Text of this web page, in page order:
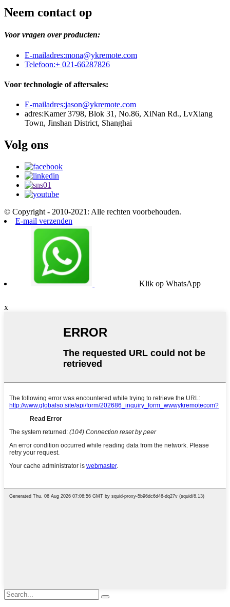
Neem contact op
Voor vragen over producten:
E-mailadres:mona@ykremote.com
Telefoon:+ 021-66287826
Voor technologie of aftersales:
E-mailadres:jason@ykremote.com
adres:Kamer 3798, Blok 31, No.86, XiNan Rd., LvXiang
Town, Jinshan District, Shanghai
Volg ons
© Copyright - 2010-2021: Alle rechten voorbehouden.
E-mail verzenden
Klik op WhatsApp
x